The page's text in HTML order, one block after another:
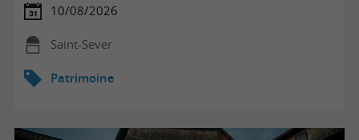
10/08/2026
Saint-Sever
Patrimoine